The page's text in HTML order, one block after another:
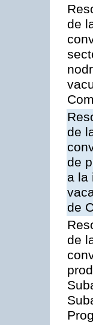
de
de
de
a la
de
de